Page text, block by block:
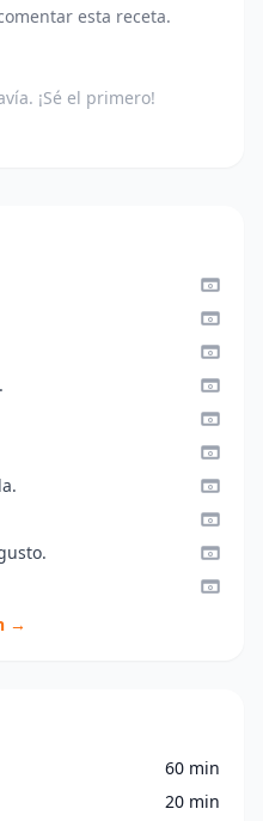
esta receta.
¡Sé el primero!
→
60 min
20 min